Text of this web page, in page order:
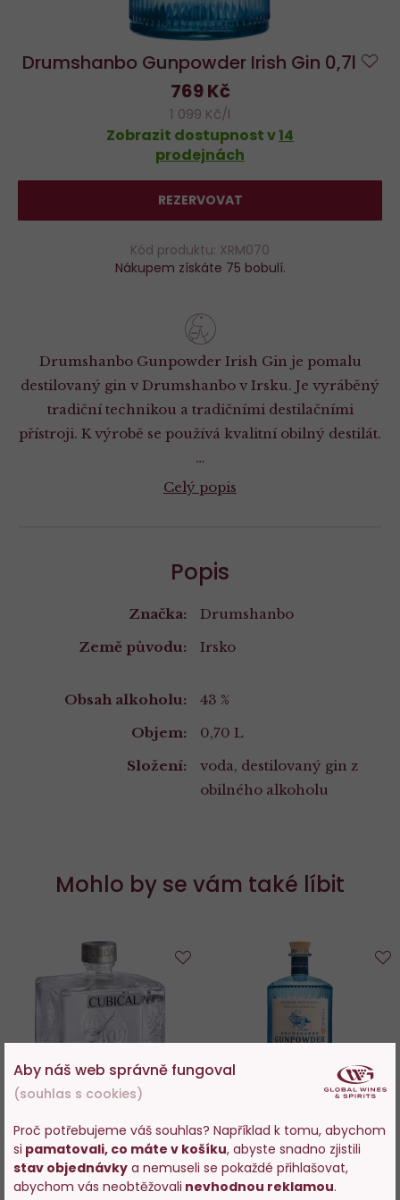
Drumshanbo Gunpowder Irish Gin 0,7l
Drumshanbo Gunpowder Irish Gin je pomalu
destilovaný gin v Drumshanbo v Irsku. Je vyráběný
tradiční technikou a tradičními destilačními
přístroji. K výrobě se používá kvalitní obilný destilát.
…
Celý popis
769 Kč
1 099 Kč/l
Zobrazit dostupnost v14
prodejnách
REZERVOVAT
Kód produktu: XRM070
Nákupem získáte 75 bobulí.
Popis
Značka:
Drumshanbo
Země původu:
Irsko
Vlastnosti
Obsah alkoholu:
43 %
Objem:
0,70 L
Složení:
voda, destilovaný gin z
obilného alkoholu
Mohlo by se vám také líbit
Cubical Premium London Dry
Gin 0,7l
Drumshanbo Gunpowder
Irish Gin 0,7l
Aby náš web správně fungoval
(souhlas s cookies)
Proč potřebujeme váš souhlas? Například k tomu, abychom
si pamatovali, co máte v košíku, abyste snadno zjistili
stav objednávky a nemuseli se pokaždé přihlašovat,
abychom vás neobtěžovali nevhodnou reklamou.
Vstupujete na stránky
s prodejem alkoholu. Prosím